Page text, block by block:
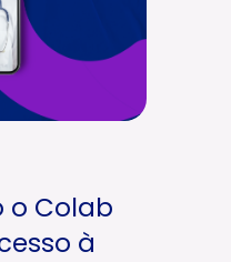
o Colab
à